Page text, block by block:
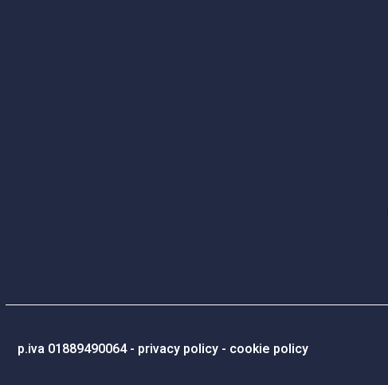
p.iva 01889490064 - privacy policy - cookie policy